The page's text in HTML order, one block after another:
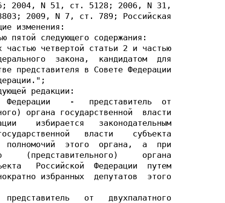
2004, N 51, ст. 5128; 2006, N 31,
2009, N 7, ст. 789; Российская
изменения:
пятой следующего содержания:
частью четвертой статьи 2 и частью
закона,  кандидатом  для
представителя в Совете Федерации
редакции:
Федерации    -   представитель  от
органа государственной  власти
избирается   законодательным
власти    субъекта
полномочий  этого  органа,  а  при
(представительного)     органа
Российской  Федерации  путем
избранных  депутатов  этого
представитель   от   двухпалатного